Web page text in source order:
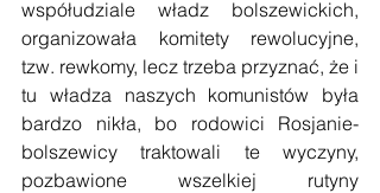
współudziale władz bolszewickich,
organizowała komitety rewolucyjne,
tzw. rewkomy, lecz trzeba przyznać, że i
tu władza naszych komunistów była
bardzo nikła, bo rodowici Rosjanie-
bolszewicy traktowali te wyczyny,
pozbawione wszelkiej rutyny